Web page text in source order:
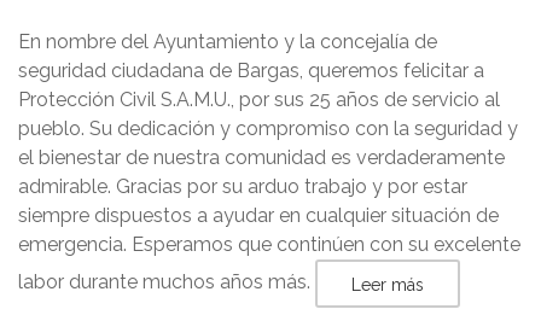
En nombre del Ayuntamiento y la concejalía de
seguridad ciudadana de Bargas, queremos felicitar a
Protección Civil S.A.M.U., por sus 25 años de servicio al
pueblo. Su dedicación y compromiso con la seguridad y
el bienestar de nuestra comunidad es verdaderamente
admirable. Gracias por su arduo trabajo y por estar
siempre dispuestos a ayudar en cualquier situación de
emergencia. Esperamos que continúen con su excelente
labor durante muchos años más.
Leer más